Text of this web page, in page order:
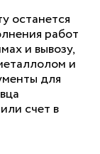
останется
работ
и вывозу,
и
для
счет в